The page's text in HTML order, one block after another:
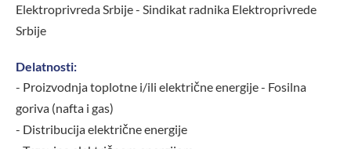
Elektroprivreda Srbije - Sindikat radnika Elektroprivrede
Srbije
Delatnosti:
- Proizvodnja toplotne i/ili električne energije - Fosilna
goriva (nafta i gas)
- Distribucija električne energije